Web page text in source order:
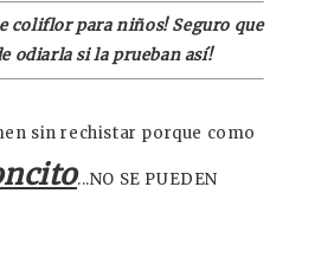
coliflor para niños! Seguro que
odiarla si la prueban así!
sin rechistar porque como
...NO SE PUEDEN